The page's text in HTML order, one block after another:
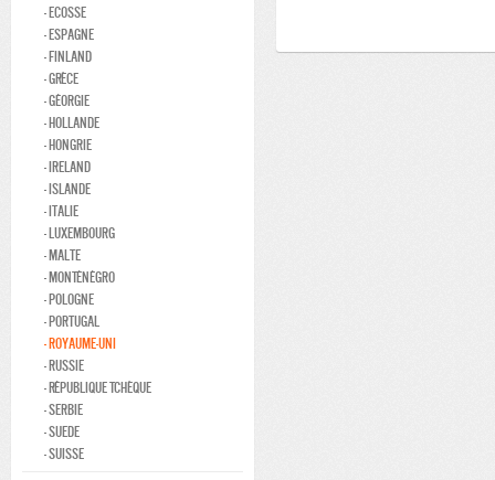
- ecosse
- Espagne
- Finland
- Grèce
- Géorgie
- Hollande
- Hongrie
- Ireland
- Islande
- Italie
- Luxembourg
- Malte
- Monténégro
- Pologne
- Portugal
- Royaume-Uni
- Russie
- République Tchèque
- Serbie
- Suede
- Suisse